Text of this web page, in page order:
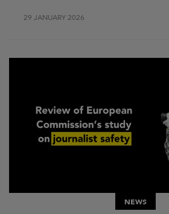
29 JANUARY 2026
NEWS